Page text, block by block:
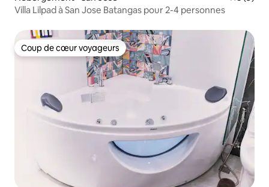
Villa Lilpad à San Jose Batangas pour 2-4 personnes
Coup de cœur voyageurs
Coup de cœur voyageurs